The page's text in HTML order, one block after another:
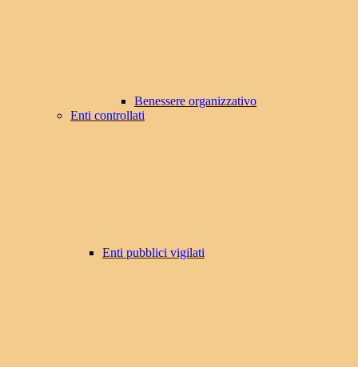
Benessere organizzativo
Enti controllati
Enti pubblici vigilati